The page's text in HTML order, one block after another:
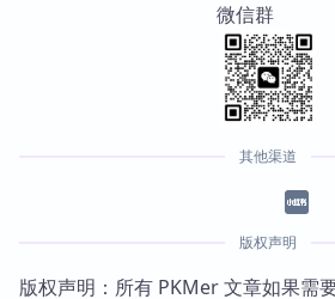
微信群
其他渠道
版权声明
版权声明：所有 PKMer 文章如果需